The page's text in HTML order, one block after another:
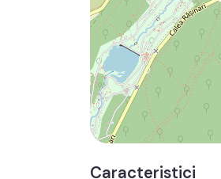
Caracteristici